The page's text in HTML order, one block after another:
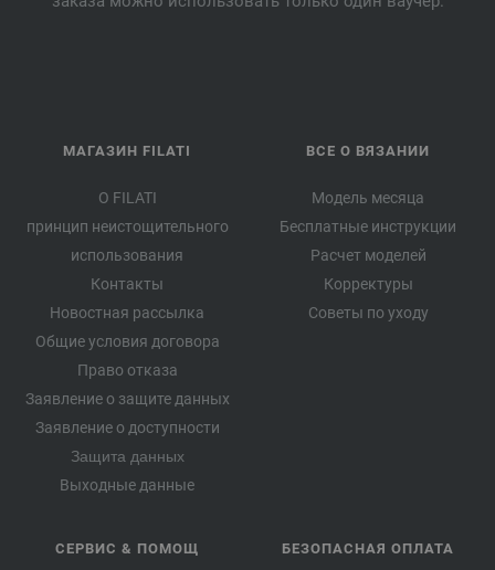
МАГАЗИН FILATI
О FILATI
принцип неистощительного
использования
Контакты
Новостная рассылка
Общие условия договора
Право отказа
Заявление о защите данных
Заявление о доступности
Защита данных
Выходные данные
ВСЕ О ВЯЗАНИИ
Модель месяца
Бесплатные инструкции
Расчет моделей
Корректуры
Советы по уходу
СЕРВИС & ПОМОЩ БЕЗОПАСНАЯ ОПЛАТА